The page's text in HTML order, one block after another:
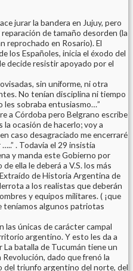
jurar la bandera en Jujuy, pero
de tamaño desorden (la
reprochado en Rosario). El
los Españoles, inicia el éxodo del
decide resistir apoyado por el
sin uniforme, ni otra
No tenían disciplina ni tiempo
les sobraba entusiasmo…”
a Córdoba pero Belgrano escribe
la ocasión de hacerlo; voy a
caso desagraciado me encerraré
. Todavía el 29 insistía
y manda este Gobierno por
ella le deberá a V.S. los más
de Historia Argentina de
a los realistas que deberán
y equipos militares. ( ¡que
teníamos algunos patriotas
las únicas de carácter campal
argentino. Y esto les da a
batalla de Tucumán tiene un
dado que frenó la
del triunfo argentino del norte, del